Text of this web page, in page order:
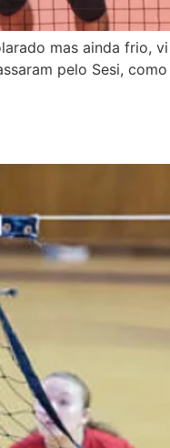
mas ainda frio,
pelo Sesi,